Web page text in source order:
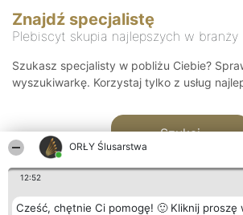
ORŁY Ślusarstwa
12:52
Cześć, chętnie Ci pomogę! 🙂 Kliknij proszę
Znajdź specjalistę
Plebiscyt skupia najlepszych w branży
Szukasz specjalisty w pobliżu Ciebie?
wyszukiwarkę. Korzystaj tylko z usług
Szukaj